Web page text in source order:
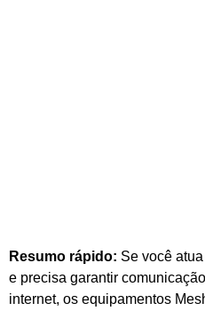
Resumo rápido: Se você
e precisa garantir
internet, os equipamentos